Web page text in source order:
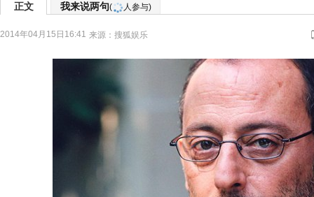
正文 我来说两句( 人参与)
2014年04月15日16:41 来源： 搜狐娱乐